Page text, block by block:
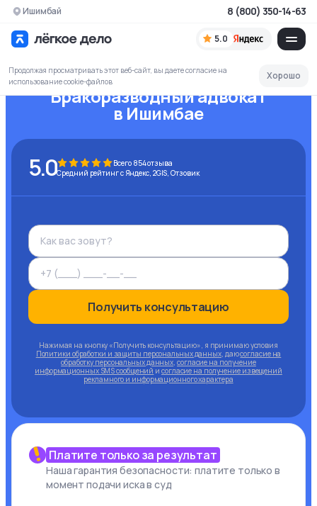
Ишимбай
5.0
8 (800) 350-14-63
Продолжая просматривать этот веб-сайт, вы даете согласие на
использование cookie-файлов
Хорошо
Бракоразводный адвокат
в Ишимбае
5.0 Всего 854отзыва
Средний рейтинг с Яндекс, 2GIS, Отзовик
Получить консультацию
Нажимая на кнопку «Получить консультацию», я принимаю условия
Политики обработки и защиты персональных данных, даюсогласие на
обработку персональных данных, согласие на получение
информационных SMS сообщений и согласие на получение извещений
рекламного и информационного характера
Платите только за результат
Наша гарантия безопасности: платите только в
момент подачи иска в суд